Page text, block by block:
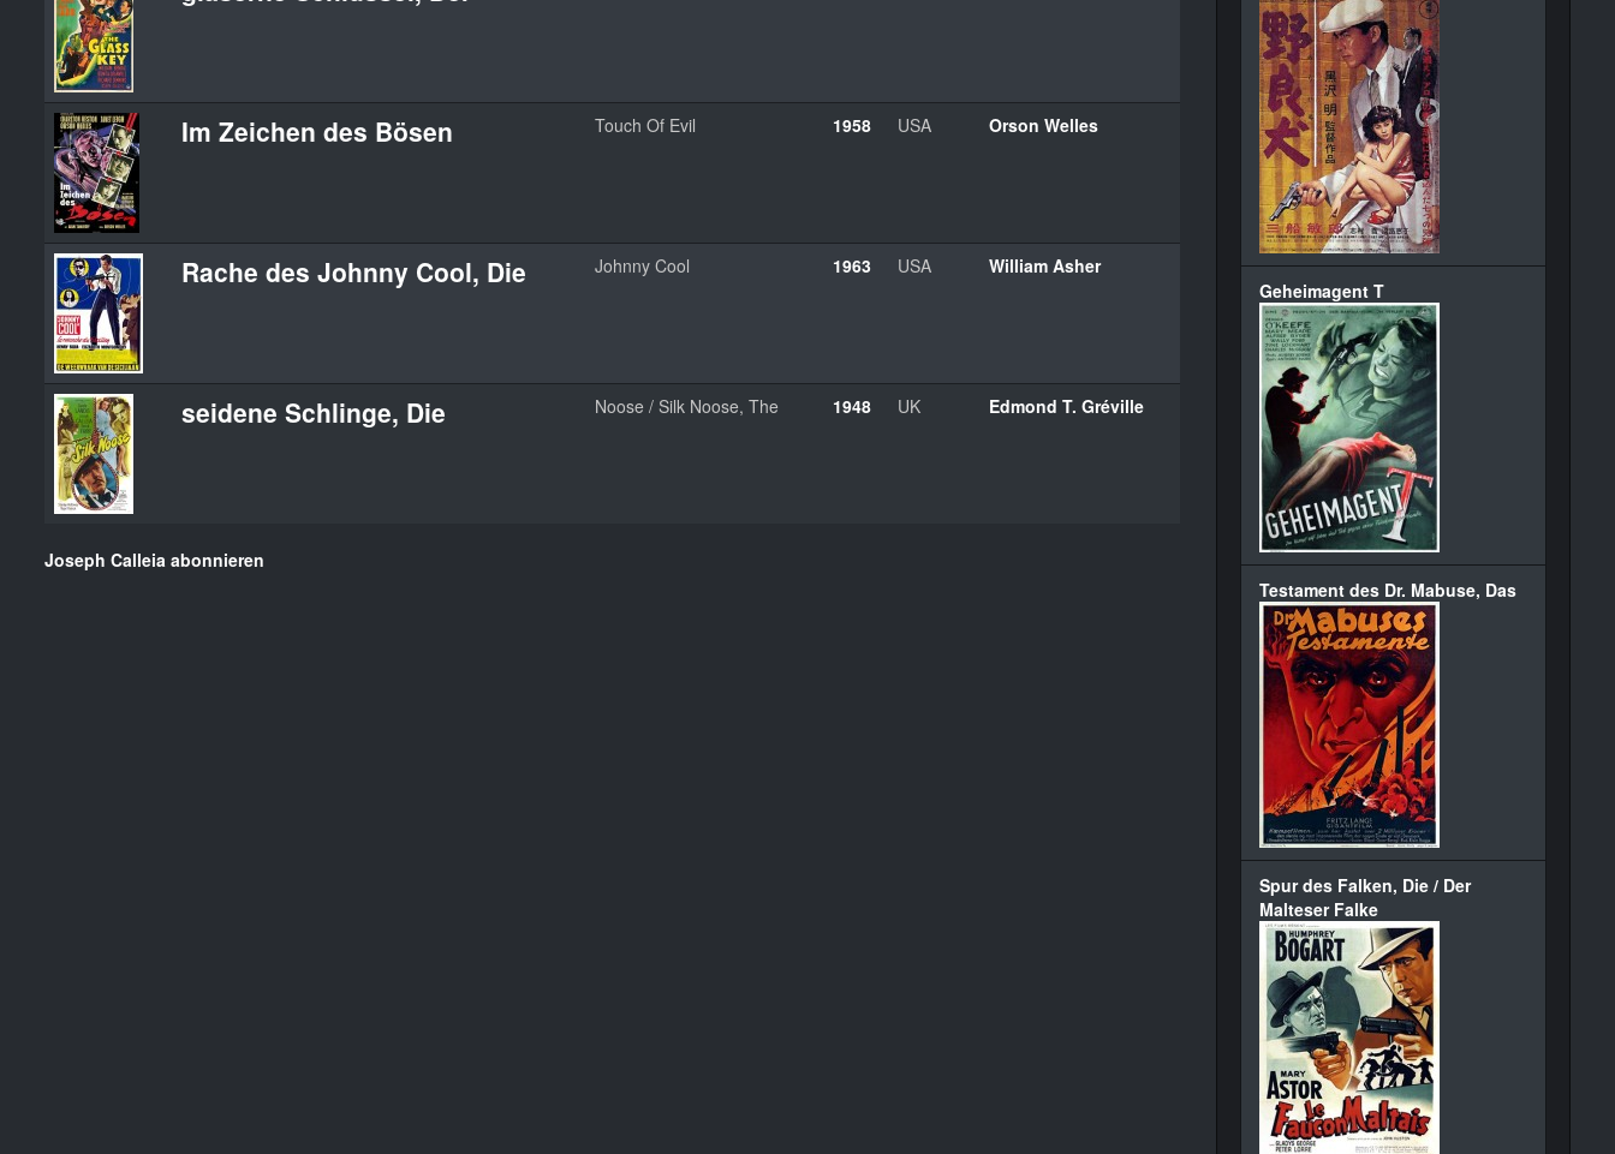
Im Zeichen des Bösen Touch Of Evil 1958 USA Orson Welles
Rache des Johnny Cool, Die Johnny Cool 1963 USA William Asher
seidene Schlinge, Die Noose / Silk Noose, The 1948 UK Edmond T. Gréville
Joseph Calleia abonnieren
Geheimagent T
Testament des Dr. Mabuse, Das
Spur des Falken, Die / Der
Malteser Falke